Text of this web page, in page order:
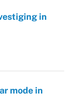
in
mode in